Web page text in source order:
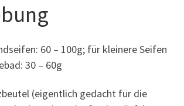
60 – 100g; für kleinere Seifen
30 – 60g
(eigentlich gedacht für die